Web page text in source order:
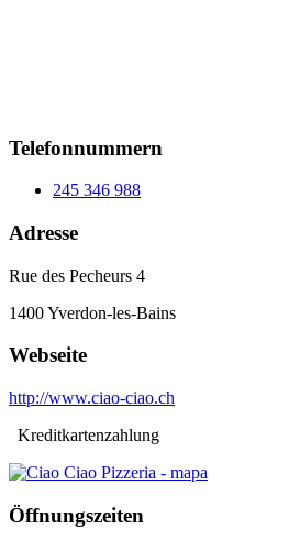
Telefonnummern
245 346 988
Adresse
Rue des Pecheurs 4
1400Yverdon-les-Bains
Webseite
http://www.ciao-ciao.ch
Kreditkartenzahlung
Öffnungszeiten